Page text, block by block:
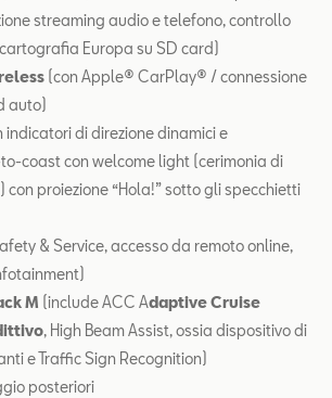
streaming audio e telefono, controllo
Europa su SD card)
(con Apple® CarPlay® / connessione
auto)
indicatori di direzione dinamici e
coast con welcome light (cerimonia di
proiezione “Hola!” sotto gli specchietti
& Service, accesso da remoto online,
M (include ACC Adaptive Cruise
, High Beam Assist, ossia dispositivo di
e Traffic Sign Recognition)
posteriori